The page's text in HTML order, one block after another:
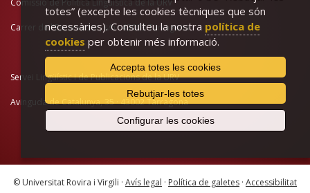
Comissió de Política Lingüística de la URV
Carrer de l'Escorxador, s/n · 43003 Tarragona
Servei Lingüístic i de Publicacions de la URV
Avinguda de Catalunya, 35 · 43002 Tarragona
© Universitat Rovira i Virgili · Avís legal · Política de galetes · Accessibilitat
totes” (excepte les cookies tècniques que són
necessàries). Consulteu la nostra política de
cookies per obtenir més informació.
Accepta totes les cookies
Rebutjar-les totes
Configurar les cookies